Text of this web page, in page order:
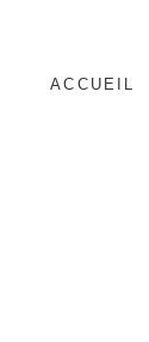
ACCUEIL